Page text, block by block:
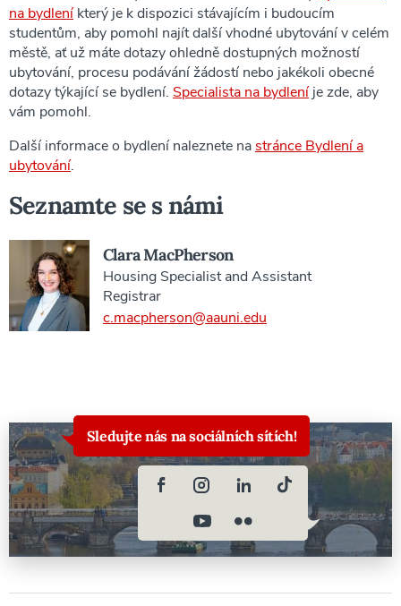
na bydleníkterý je k dispozici stávajícím i budoucím
studentům, aby pomohl najít další vhodné ubytování v celém
městě, ať už máte dotazy ohledně dostupných možností
ubytování, procesu podávání žádostí nebo jakékoli obecné
dotazy týkající se bydlení. Specialista na bydleníje zde, aby
vám pomohl.
Další informace o bydlení naleznete nastránce Bydlení a
ubytování.
Seznamte se s námi
Clara MacPherson
Housing Specialist and Assistant
Registrar
c.macpherson@aauni.edu
Sledujte nás na sociálních sítích!